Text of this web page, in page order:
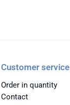
Customer service
Order in quantity
Contact